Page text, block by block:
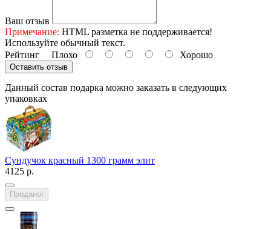
Ваш отзыв
Примечание: HTML разметка не поддерживается!
Используйте обычный текст.
Рейтинг Плохо Хорошо
Оставить отзыв
Данный состав подарка можно заказать в следующих
упаковках
Сундучок красный 1300 грамм элит
4125 р.
Продано!